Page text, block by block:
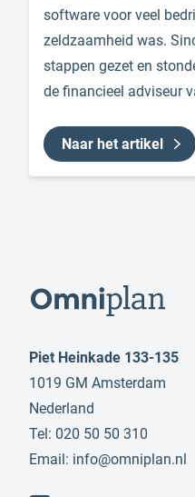
software voor veel
zeldzaamheid was.
stappen gezet en
de financieel adviseur
Naar het artikel
Piet Heinkade 133-135
1019 GM Amsterdam
Nederland
Tel: 020 50 50 310
Email: info@omniplan.nl